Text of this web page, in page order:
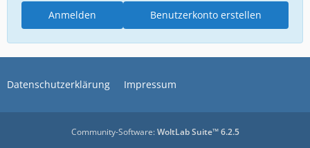
Benutzerkonto erstellen
Anmelden
Datenschutzerklärung Impressum
Community-Software:WoltLab Suite™ 6.2.5